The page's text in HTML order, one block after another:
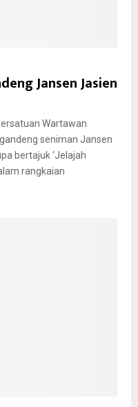
Jansen Jasien
Wartawan
seniman Jansen
bertajuk ‘Jelajah
rangkaian